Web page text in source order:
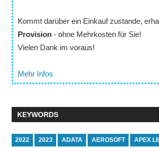
Kommt darüber ein Einkauf zustande,
Provision- ohne Mehrkosten für Sie!
Vielen Dank im voraus!
Mehr Infos
KEYWORDS
2022 2023 ADATA AEROSOFT APEX